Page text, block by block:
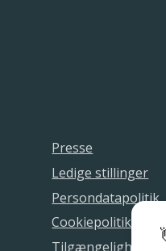
Presse
Ledige stillinger
Persondatapolitik
Cookiepolitik